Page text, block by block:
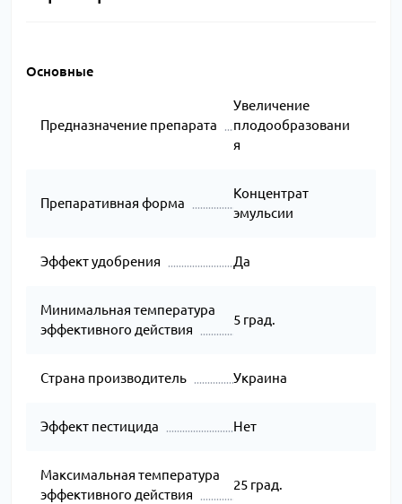
Основные
Предназначение препарата
Увеличение
плодообразовани
я
Препаративная форма
Концентрат
эмульсии
Эффект удобрения Да
Минимальная температура
эффективного действия
5 град.
Страна производитель Украина
Эффект пестицида Нет
Максимальная температура
эффективного действия
25 град.